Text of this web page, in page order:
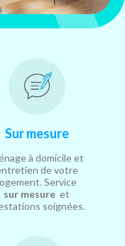
Sur mesure
à domicile et
de votre
Service
sur mesure et
soignées.